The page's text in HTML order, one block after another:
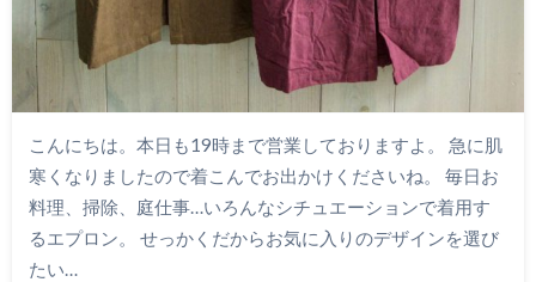
こんにちは。本日も19時まで営業しておりますよ。 急に肌
寒くなりましたので着こんでお出かけくださいね。 毎日お
料理、掃除、庭仕事…いろんなシチュエーションで着用す
るエプロン。 せっかくだからお気に入りのデザインを選び
たい…